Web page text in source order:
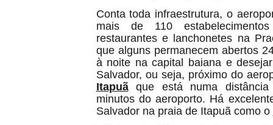
Conta toda infraestrutura, o
mais de 110
restaurantes e lanchonetes na
que alguns permanecem abertos
à noite na capital baiana e
Salvador, ou seja, próximo do
Itapuãque está numa distância
minutos do aeroporto. Há
Salvador na praia de Itapuã como o